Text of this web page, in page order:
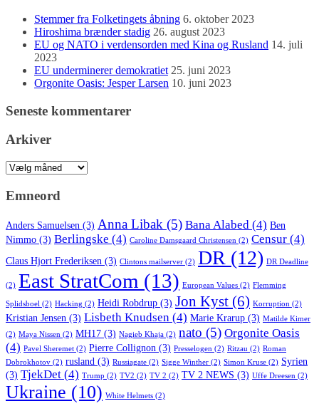
Stemmer fra Folketingets åbning 6. oktober 2023
Hiroshima brænder stadig 26. august 2023
EU og NATO i verdensorden med Kina og Rusland 14. juli
2023
EU underminerer demokratiet 25. juni 2023
Orgonite Oasis: Jesper Larsen 10. juni 2023
Seneste kommentarer
Arkiver
Arkiver
Emneord
Anders Samuelsen (3) Anna Libak (5) Bana Alabed (4) Ben
Nimmo (3) Berlingske (4) Caroline Damsgaard Christensen (2) Censur (4)
Claus Hjort Frederiksen (3) Clintons mailserver (2) DR (12) DR Deadline
(2) East StratCom (13) European Values (2) Flemming
Splidsboel (2) Hacking (2) Heidi Robdrup (3) Jon Kyst (6) Korruption (2)
Kristian Jensen (3) Lisbeth Knudsen (4) Marie Krarup (3) Matilde Kimer
(2) Maya Nissen (2) MH17 (3) Nagieb Khaja (2) nato (5) Orgonite Oasis
(4) Pavel Sheremet (2) Pierre Collignon (3) Presselogen (2) Ritzau (2) Roman
Dobrokhotov (2) rusland (3) Russiagate (2) Sigge Winther (2) Simon Kruse (2) Syrien
(3) TjekDet (4) Trump (2) TV2 (2) TV 2 (2) TV 2 NEWS (3) Uffe Dreesen (2)
Ukraine (10) White Helmets (2)